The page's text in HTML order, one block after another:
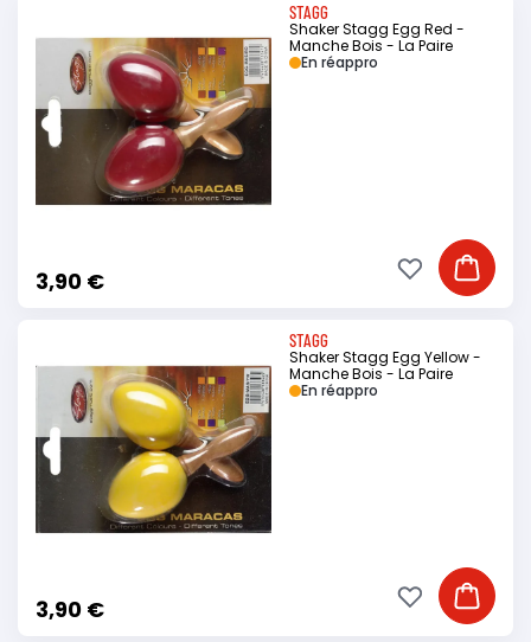
STAGG
Shaker Stagg Egg Red -
Manche Bois - La Paire
3,90 €
En réappro
Ajouter
Ajouter à ma
STAGG
Shaker Stagg Egg Yellow -
Manche Bois - La Paire
3,90 €
En réappro
Ajouter
Ajouter à ma